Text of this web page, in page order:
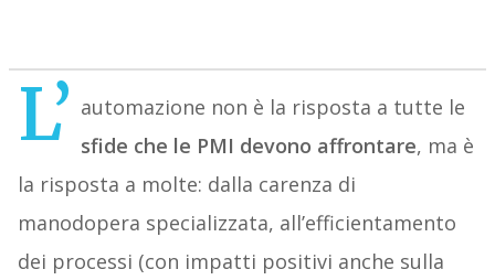
L’ automazione non è la risposta a tutte le
sfide che le PMI devono affrontare, ma è
la risposta a molte: dalla carenza di
manodopera specializzata, all’efficientamento
dei processi (con impatti positivi anche sulla